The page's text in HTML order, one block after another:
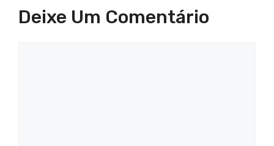
Deixe Um Comentário